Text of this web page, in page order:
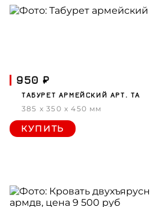
950 ₽
ТАБУРЕТ АРМЕЙСКИЙ АРТ. ТА
385 x 350 x 450 мм
КУПИТЬ